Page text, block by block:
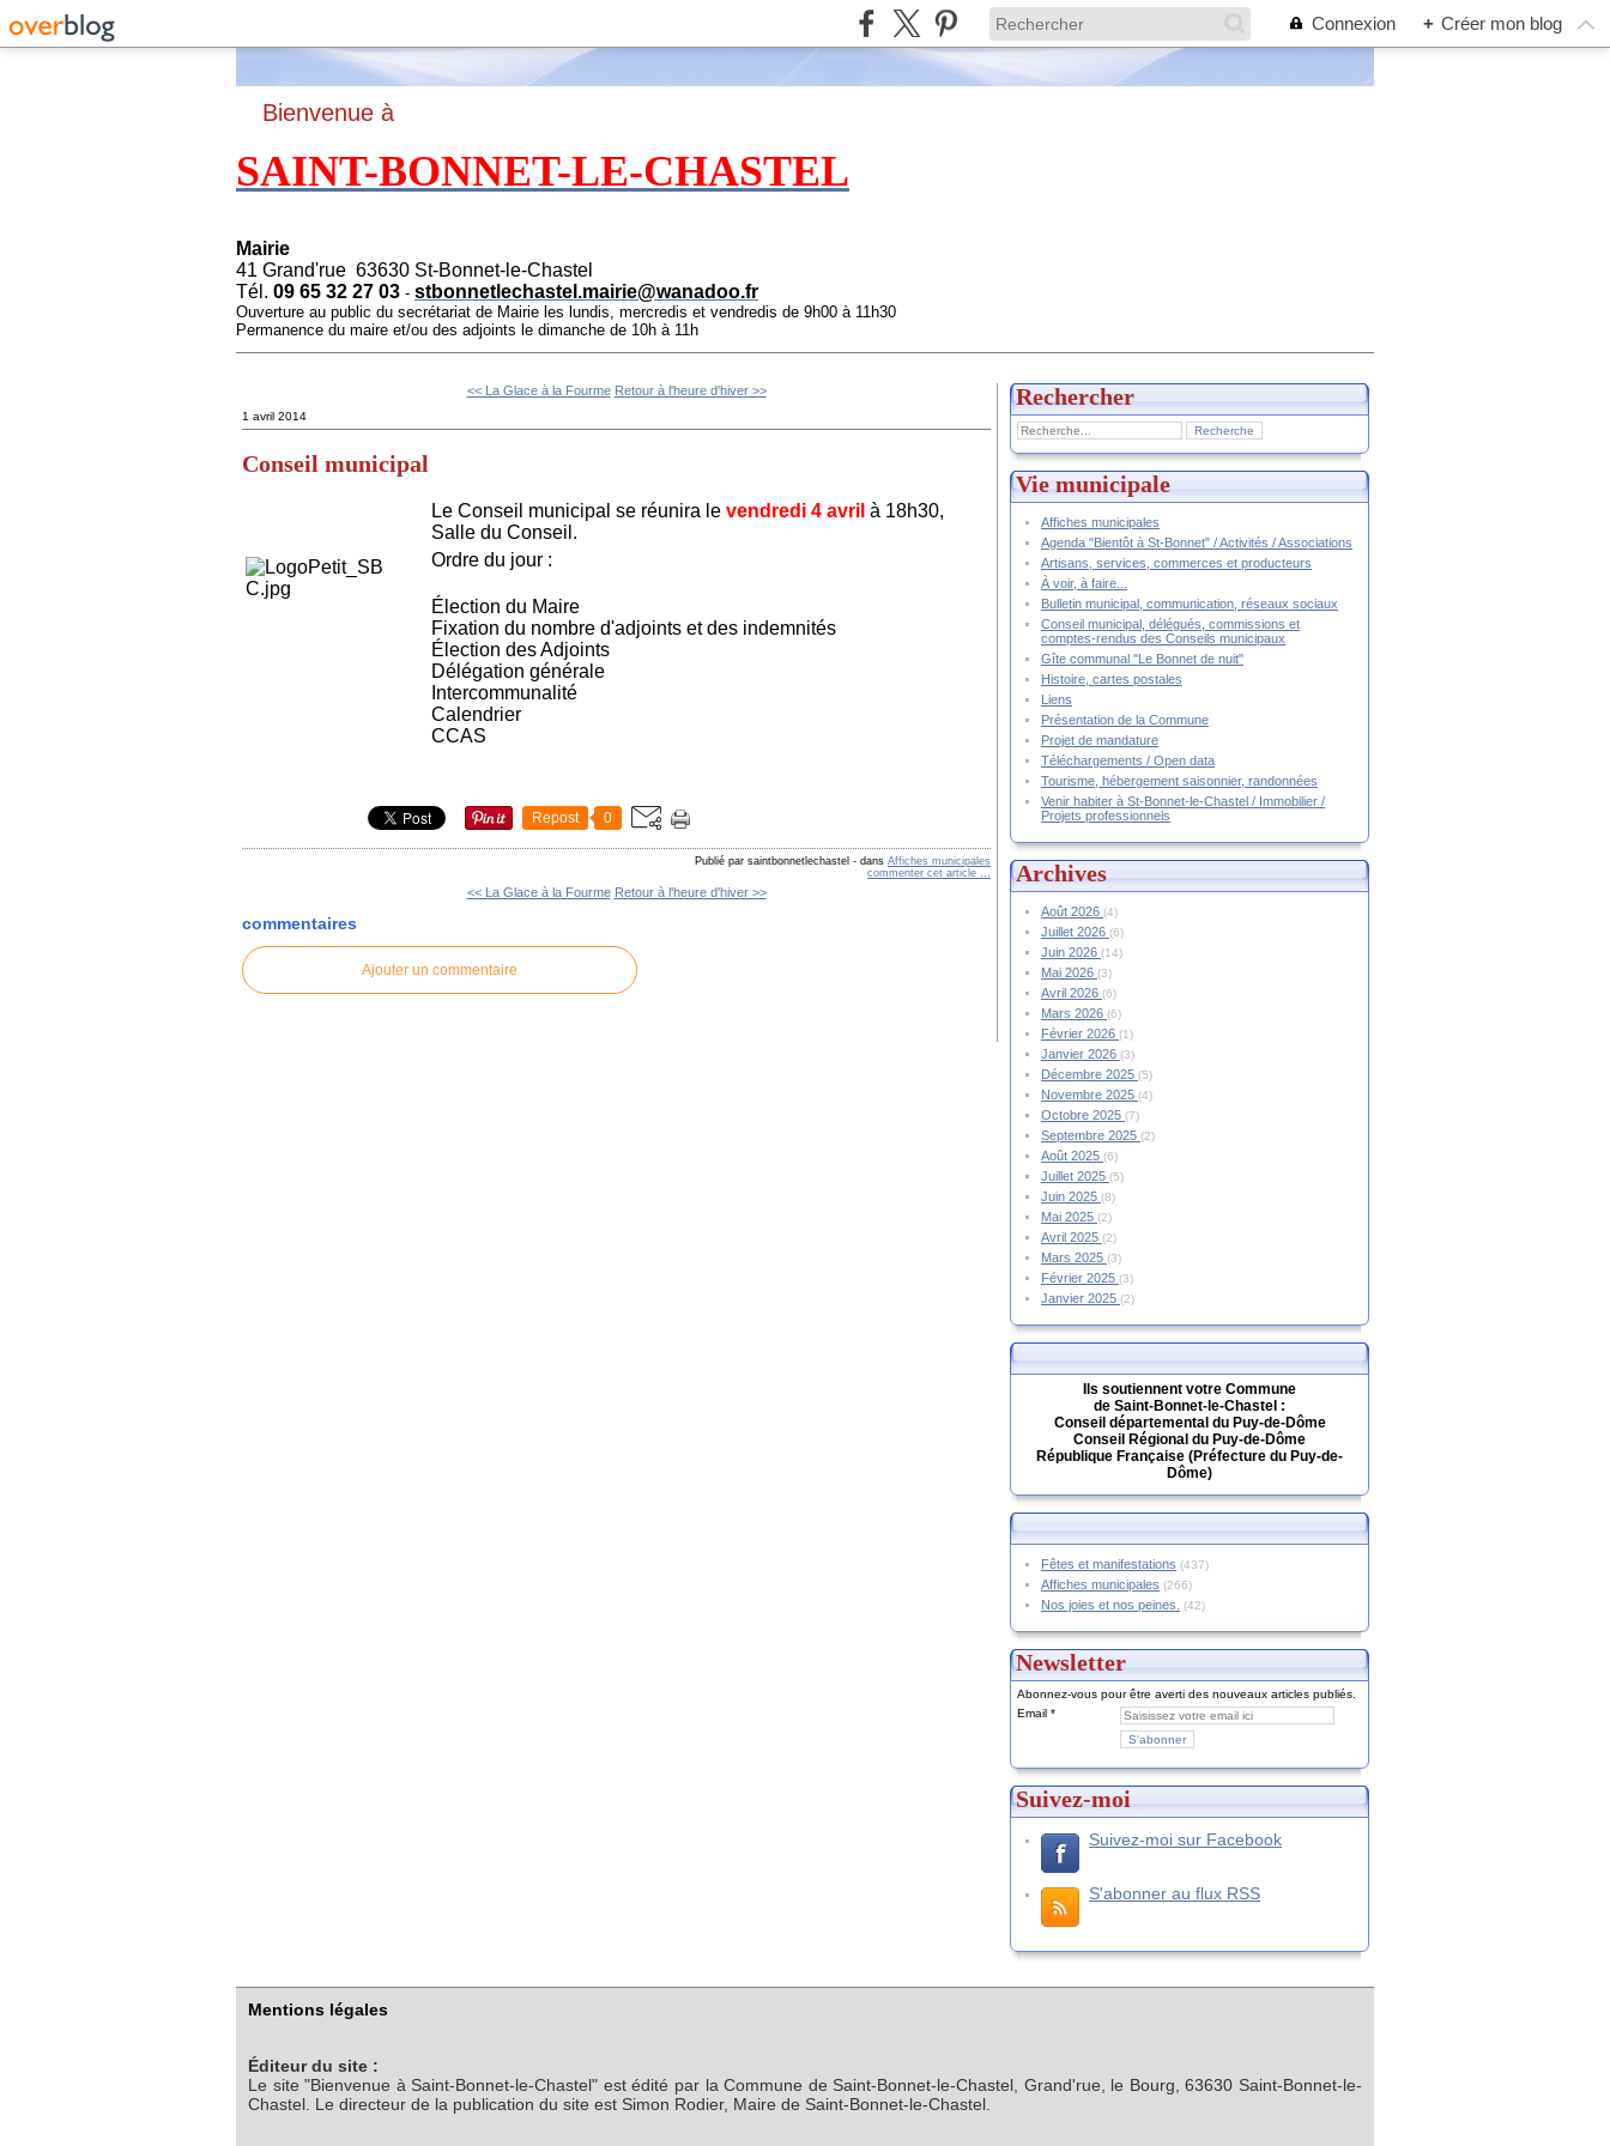
Connexion + Créer mon blog
Bienvenue à
SAINT-BONNET-LE-CHASTEL
Mairie
41 Grand'rue 63630 St-Bonnet-le-Chastel
Tél. 09 65 32 27 03 - stbonnetlechastel.mairie@wanadoo.fr
Ouverture au public du secrétariat de Mairie les lundis, mercredis et vendredis de 9h00 à 11h30
Permanence du maire et/ou des adjoints le dimanche de 10h à 11h
<< La Glace à la Fourme Retour à l'heure d'hiver >>
1 avril 2014
Conseil municipal
Le Conseil municipal se réunira le vendredi 4 avril à 18h30,
Salle du Conseil.
Ordre du jour :
É lection du Maire
Fixation du nombre d'adjoints et des indemnités
É lection des Adjoints
Délégation générale
Intercommunalité
Calendrier
CCAS
Repost 0
Publié par saintbonnetlechastel - dans Affiches municipales
commenter cet article …
<< La Glace à la Fourme Retour à l'heure d'hiver >>
commentaires
Ajouter un commentaire
Rechercher
Vie municipale
Affiches municipales
Agenda "Bientôt à St-Bonnet" / Activités / Associations
Artisans, services, commerces et producteurs
À voir, à faire...
Bulletin municipal, communication, réseaux sociaux
Conseil municipal, délégués, commissions et
comptes-rendus des Conseils municipaux
Gîte communal "Le Bonnet de nuit"
Histoire, cartes postales
Liens
Présentation de la Commune
Projet de mandature
Téléchargements / Open data
Tourisme, hébergement saisonnier, randonnées
Venir habiter à St-Bonnet-le-Chastel / Immobilier /
Projets professionnels
Archives
Août 2026 (4)
Juillet 2026 (6)
Juin 2026 (14)
Mai 2026 (3)
Avril 2026 (6)
Mars 2026 (6)
Février 2026 (1)
Janvier 2026 (3)
Décembre 2025 (5)
Novembre 2025 (4)
Octobre 2025 (7)
Septembre 2025 (2)
Août 2025 (6)
Juillet 2025 (5)
Juin 2025 (8)
Mai 2025 (2)
Avril 2025 (2)
Mars 2025 (3)
Février 2025 (3)
Janvier 2025 (2)
Ils soutiennent votre Commune
de Saint-Bonnet-le-Chastel :
Conseil départemental du Puy-de-Dôme
Conseil Régional du Puy-de-Dôme
République Française (Préfecture du Puy-de-
Dôme)
Fêtes et manifestations (437)
Affiches municipales (266)
Nos joies et nos peines. (42)
Newsletter
Abonnez-vous pour être averti des nouveaux articles publiés.
Email
Suivez-moi
Suivez-moi sur Facebook
S'abonner au flux RSS
Mentions légales
Éditeur du site :
Le site "Bienvenue à Saint-Bonnet-le-Chastel" est édité par la Commune de Saint-Bonnet-le-Chastel, Grand'rue, le Bourg, 63630 Saint-Bonnet-le-
Chastel. Le directeur de la publication du site est Simon Rodier, Maire de Saint-Bonnet-le-Chastel.